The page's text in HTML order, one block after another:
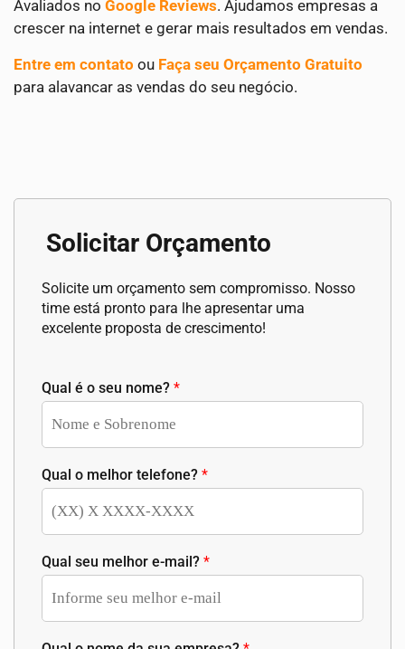
Avaliados no Google Reviews. Ajudamos empresas a
crescer na internet e gerar mais resultados em vendas.
Entre em contato ou Faça seu Orçamento Gratuito
para alavancar as vendas do seu negócio.
Solicitar Orçamento
Solicite um orçamento sem compromisso. Nosso
time está pronto para lhe apresentar uma
excelente proposta de crescimento!
Qual é o seu nome? *
Qual o melhor telefone? *
Qual seu melhor e-mail? *